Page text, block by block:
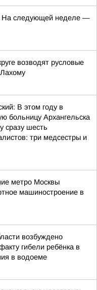
На следующей неделе —
возводят русловые
В этом году в
больницу Архангельска
сразу шесть
три медсестры и
метро Москвы
машиностроение в
возбуждено
гибели ребёнка в
в водоеме